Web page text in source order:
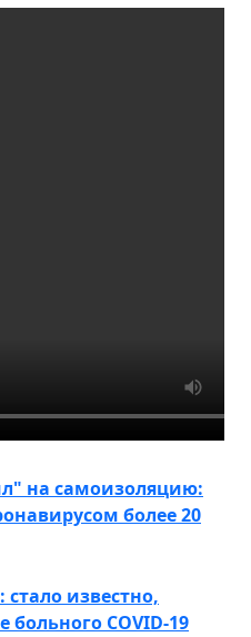
на самоизоляцию:
более 20
известно,
больного COVID-19